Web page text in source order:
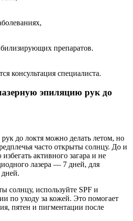
препаратов.
консультация специалиста.
эпиляцию рук до
до локтя можно делать летом, но
часто открыты солнцу. До и
активного загара и не
лазера — 7 дней, для
солнцу, используйте SPF и
по уходу за кожей. Это помогает
пятен и пигментации после